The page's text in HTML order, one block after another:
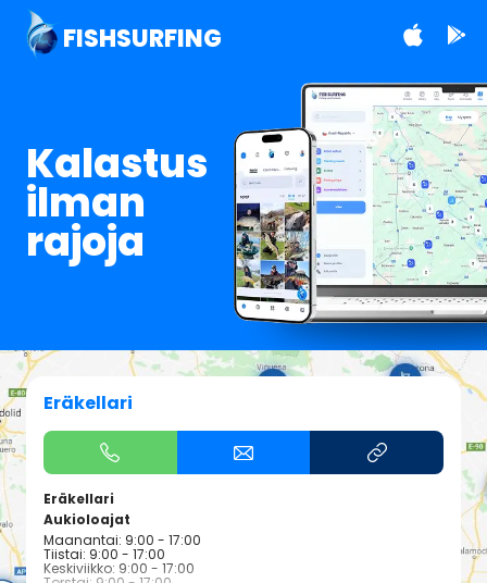
FISHSURFING
Kalastus
ilman
rajoja
Eräkellari
Eräkellari
Aukioloajat
Maanantai: 9:00 - 17:00
Tiistai: 9:00 - 17:00
Keskiviikko: 9:00 - 17:00